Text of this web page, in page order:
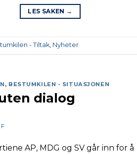
LES SAKEN →
- Tiltak, Nyheter
, BESTUMKILEN - SITUASJONEN
dialog
AP, MDG og SV går inn for å